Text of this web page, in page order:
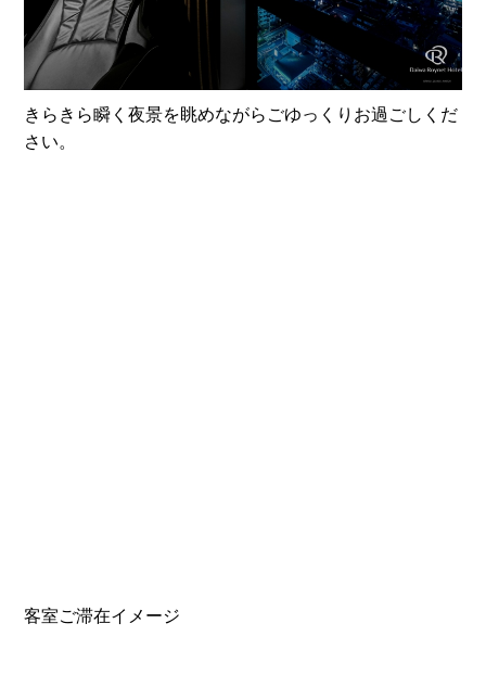
きらきら瞬く夜景を眺めながらごゆっくりお過ごしくだ
さい。